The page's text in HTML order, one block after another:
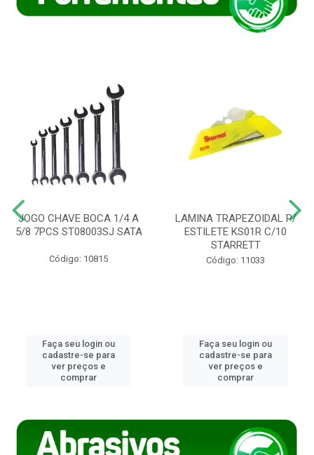
JOGO CHAVE BOCA 1/4 A
5/8 7PCS ST08003SJ SATA
Código: 10815
Faça seu login ou
cadastre-se para
ver preços e
comprar
LAMINA TRAPEZOIDAL P/
ESTILETE KS01R C/10
STARRETT
Código: 11033
Faça seu login ou
cadastre-se para
ver preços e
comprar